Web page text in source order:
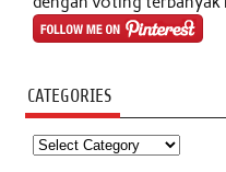
CATEGORIES
Categories